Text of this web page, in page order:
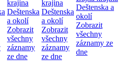
krajina
Deštenska
a okolí
Zobrazit
všechny
záznamy
ze dne
krajina
Deštenska
a okolí
Zobrazit
všechny
záznamy
ze dne
Deštenska a
okolí
Zobrazit
všechny
záznamy ze
dne